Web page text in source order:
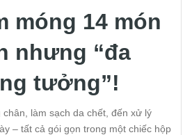
móng 14 món
nhưng “đa
tưởng”!
làm sạch da chết, đến xử lý
– tất cả gói gọn trong một chiếc hộp